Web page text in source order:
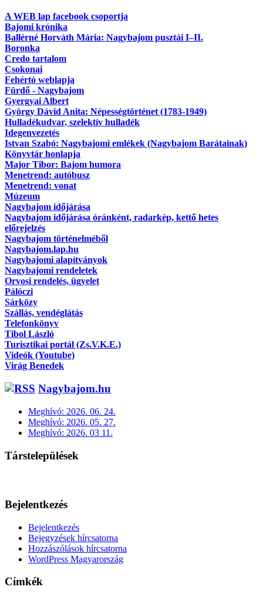
A WEB lap facebook csoportja
Bajomi krónika
Ballérné Horváth Mária: Nagybajom pusztái I–II.
Boronka
Credo tartalom
Csokonai
Fehértó weblapja
Fürdő - Nagybajom
Gyergyai Albert
György Dávid Anita: Népességtörténet (1783-1949)
Hulladékudvar, szelektív hulladék
Idegenvezetés
Istvan Szabó: Nagybajomi emlékek (Nagybajom Barátainak)
Könyvtár honlapja
Major Tibor: Bajom humora
Menetrend: autóbusz
Menetrend: vonat
Múzeum
Nagybajom időjárása
Nagybajom időjárása óránként, radarkép, kettő hetes
előrejelzés
Nagybajom történelméből
Nagybajom.lap.hu
Nagybajomi alapítványok
Nagybajomi rendeletek
Orvosi rendelés, ügyelet
Pálóczi
Sárközy
Szállás, vendéglátás
Telefonkönyv
Tibol László
Turisztikai portál (Zs.V.K.E.)
Videók (Youtube)
Virág Benedek
Nagybajom.hu
Meghívó: 2026. 06. 24.
Meghívó: 2026. 05. 27.
Meghívó: 2026. 03 11.
Társtelepülések
Bejelentkezés
Bejelentkezés
Bejegyzések hírcsatorna
Hozzászólások hírcsatorna
WordPress Magyarország
Címkék